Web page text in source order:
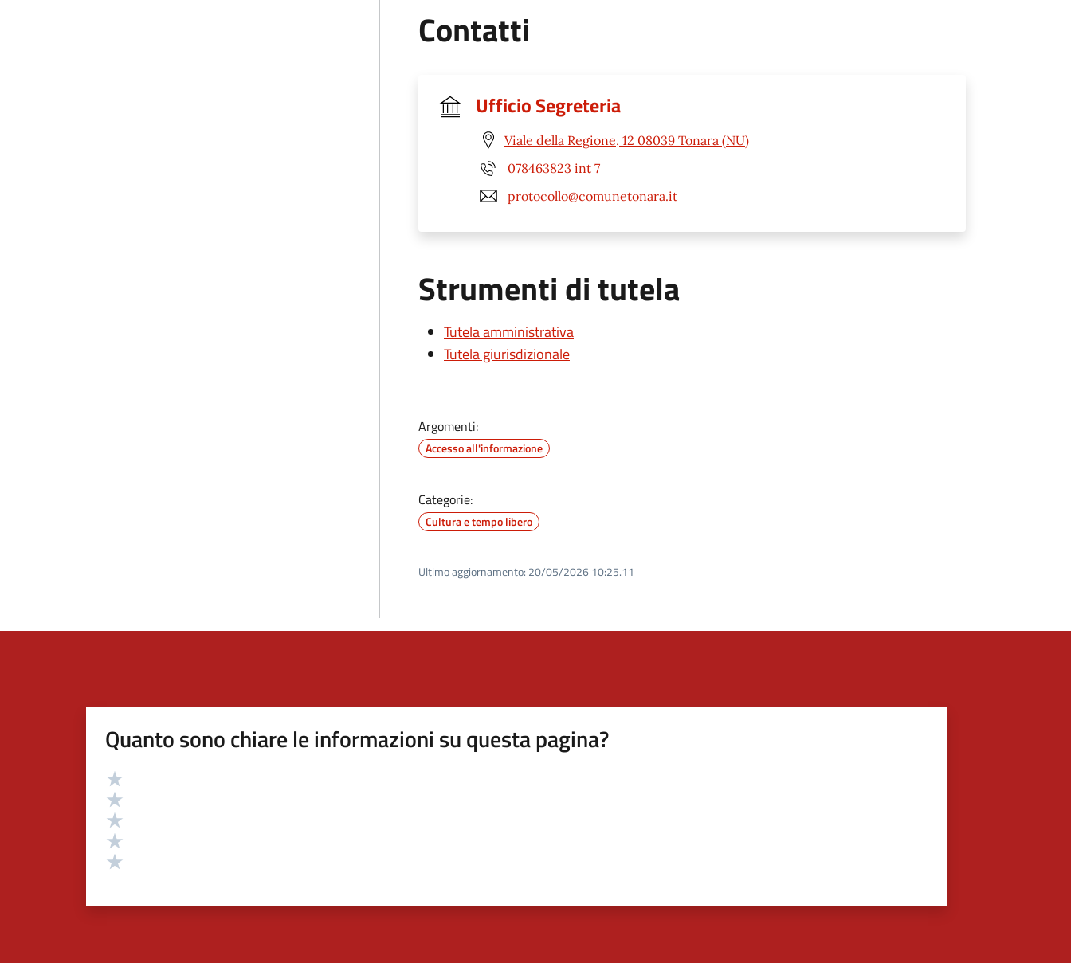
Contatti
Ufficio Segreteria
Viale della Regione, 12 08039 Tonara (NU)
078463823 int 7
protocollo@comunetonara.it
Strumenti di tutela
Tutela amministrativa
Tutela giurisdizionale
Argomenti:
Accesso all'informazione
Categorie:
Cultura e tempo libero
Ultimo aggiornamento: 20/05/2026 10:25.11
Quanto sono chiare le informazioni su questa pagina?
Valutazione